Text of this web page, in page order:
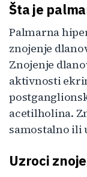
Šta je
Palmarna
znojenje
Znojenje
aktivnosti
acetilholina.
samostalno ili
Uzroci